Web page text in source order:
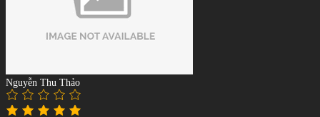
Nguyễn Thu Thảo